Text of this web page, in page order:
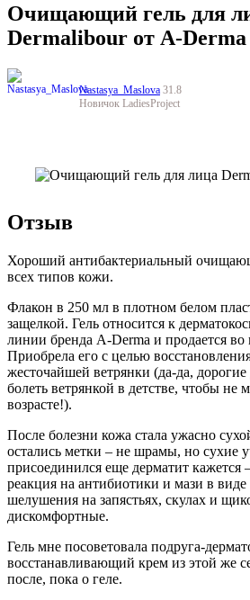
Очищающий гель для
Dermalibour от A-Derma
Nastasya_Maslova 31.8
Новичок LadiesProject
Отзыв
Хороший антибактериальный
всех типов кожи.
Флакон в 250 мл в плотном белом
защелкой. Гель относится к
линии бренда A-Derma и продается во
Приобрела его с целью
жесточайшей ветрянки (да-да, дорогие
болеть ветрянкой в детстве, чтобы не
возрасте!).
После болезни кожа стала ужасно
остались метки – не шрамы, но сухие
присоединился еще дерматит кажется
реакция на антибиотики и мази в
шелушения на запястьях, скулах и
дискомфортные.
Гель мне посоветовала подруга-
восстанавливающий крем из этой же
после, пока о геле.